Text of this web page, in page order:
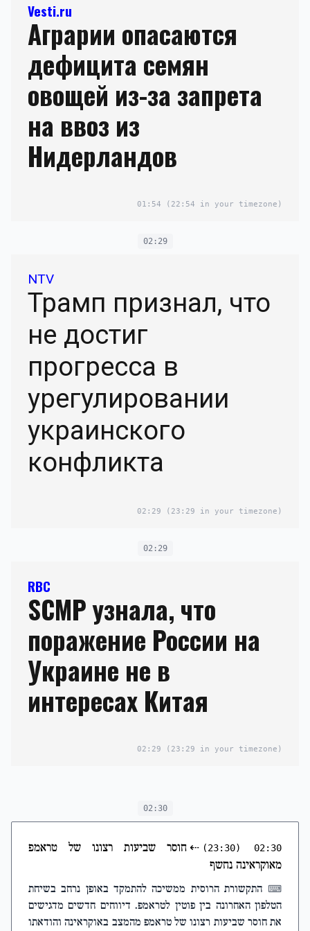
Vesti.ru
Аграрии опасаются
дефицита семян
овощей из-за запрета
на ввоз из
Нидерландов
01:54 (22:54 in your timezone)
02:29
NTV
Трамп признал, что
не достиг
прогресса в
урегулировании
украинского
конфликта
02:29 (23:29 in your timezone)
02:29
RBC
SCMP узнала, что
поражение России на
Украине не в
интересах Китая
02:29 (23:29 in your timezone)
02:30
02:30
(23:30)
⇠חוסר שביעות רצונו של טראמפ
מאוקראינה נחשף
⌨ התקשורת הרוסית ממשיכה להתמקד באופן נרחב בשיחת
הטלפון האחרונה בין פוטין לטראמפ. דיווחים חדשים מדגישים
את חוסר שביעות רצונו של טראמפ מהמצב באוקראינה והודאתו